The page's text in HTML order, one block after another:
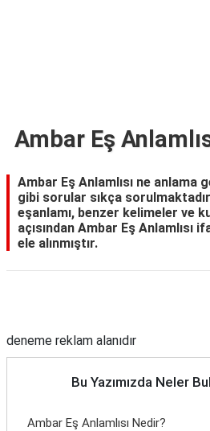
Ambar Eş
Ambar Eş Anlamlısı ne anlama
gibi sorular sıkça
eşanlamı, benzer kelimeler ve
açısından Ambar Eş Anlamlısı
ele alınmıştır.
deneme reklam alanıdır
Bu Yazımızda Neler
Ambar Eş Anlamlısı Nedir?